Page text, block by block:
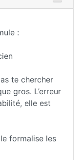
:
te chercher
gros. L’erreur
elle est
formalise les